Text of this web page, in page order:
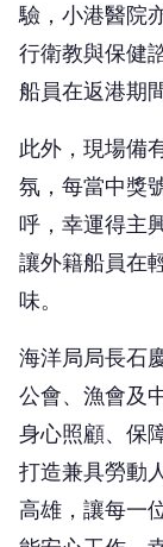
行衛教與保健
船員在返港期
此外，現場備
氛，每當中獎
呼，幸運得主
讓外籍船員在
味。
海洋局局長石
公會、漁會及
身心照顧、保
打造兼具勞動
高雄，讓每一
能安心工作、